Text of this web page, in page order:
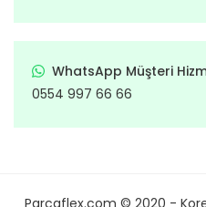
WhatsApp Müşteri
0554 997 66 66
Parcaflex.com © 2020 -